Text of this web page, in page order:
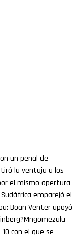
un penal de
la ventaja a los
el mismo apertura
emparejó el
Boan Venter apoyó
con el que se